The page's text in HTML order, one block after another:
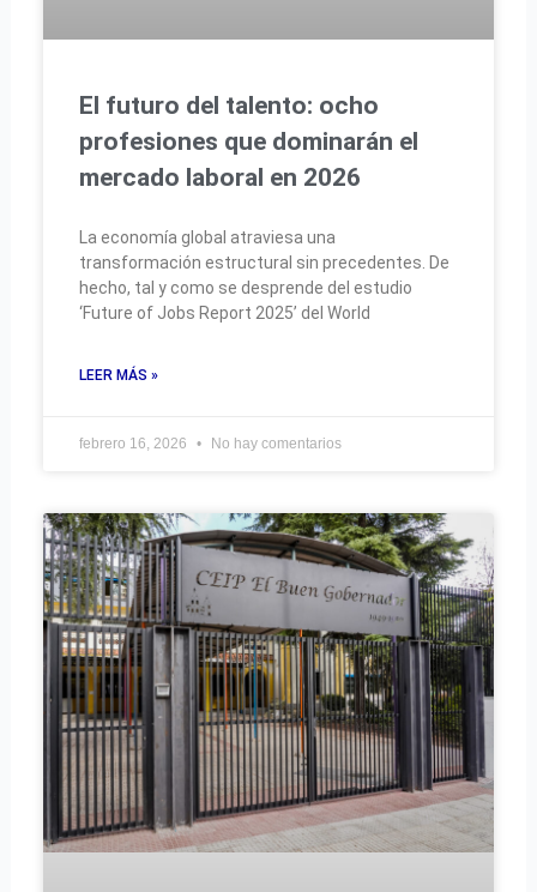
El futuro del talento: ocho
profesiones que dominarán el
mercado laboral en 2026
La economía global atraviesa una
transformación estructural sin precedentes. De
hecho, tal y como se desprende del estudio
‘Future of Jobs Report 2025’ del World
LEER MÁS »
febrero 16, 2026 No hay comentarios